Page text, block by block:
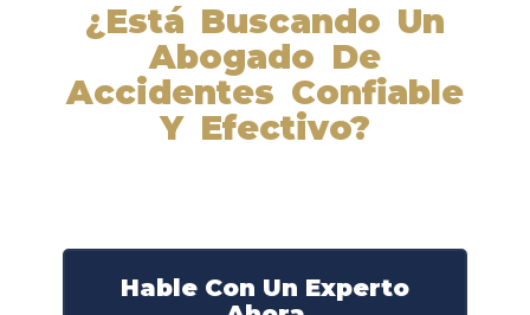
¿Está Buscando Un
Abogado De
Accidentes Confiable
Y Efectivo?
Hable Con Un Experto